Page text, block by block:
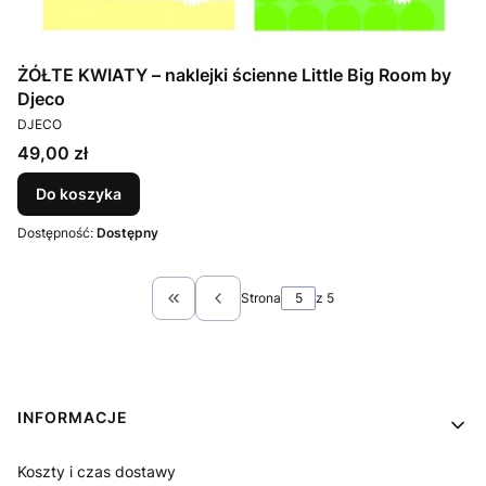
ŻÓŁTE KWIATY – naklejki ścienne Little Big Room by
Djeco
PRODUCENT
DJECO
Cena
49,00 zł
Do koszyka
Dostępność: Dostępny
Wróć do pierwszej strony z produktami
Strona z 5
Linki w stopce
INFORMACJE
Koszty i czas dostawy